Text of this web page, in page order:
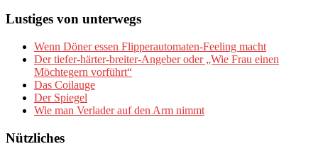
Lustiges von unterwegs
Wenn Döner essen Flipperautomaten-Feeling macht
Der tiefer-härter-breiter-Angeber oder „Wie Frau einen
Möchtegern vorführt“
Das Coilauge
Der Spiegel
Wie man Verlader auf den Arm nimmt
Nützliches